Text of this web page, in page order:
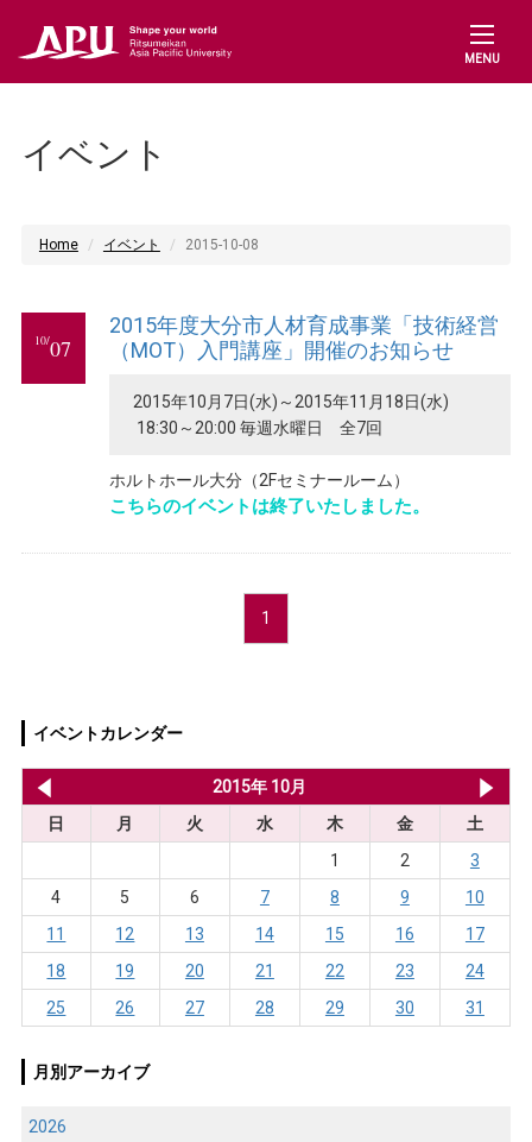
MENU
イベント
Home イベント 2015-10-08
10/07
2015年度大分市人材育成事業「技術経営
（MOT）入門講座」開催のお知らせ
2015年10月7日(水)～2015年11月18日(水)
18:30～20:00 毎週水曜日 全7回
ホルトホール大分（2Fセミナールーム）
こちらのイベントは終了いたしました。
1
イベントカレンダー
2015年 10月
日
月 火 水 木 金
土
1
2
3
4
5 6 7 8 9
10
11
12 13 14 15 16
17
18
19 20 21 22 23
24
25
26 27 28 29 30 31
月別アーカイブ
2026